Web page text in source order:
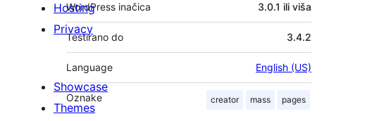
WordPress inačica 3.0.1 ili viša
Testirano do 3.4.2
Language English (US)
Oznake creator mass pages
Hosting
Privacy
Showcase
Themes